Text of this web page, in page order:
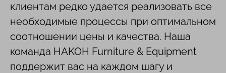
клиентам редко удается реализовать все
необходимые процессы при оптимальном
соотношении цены и качества. Наша
команда HAKOH Furniture & Equipment
поддержит вас на каждом шагу и